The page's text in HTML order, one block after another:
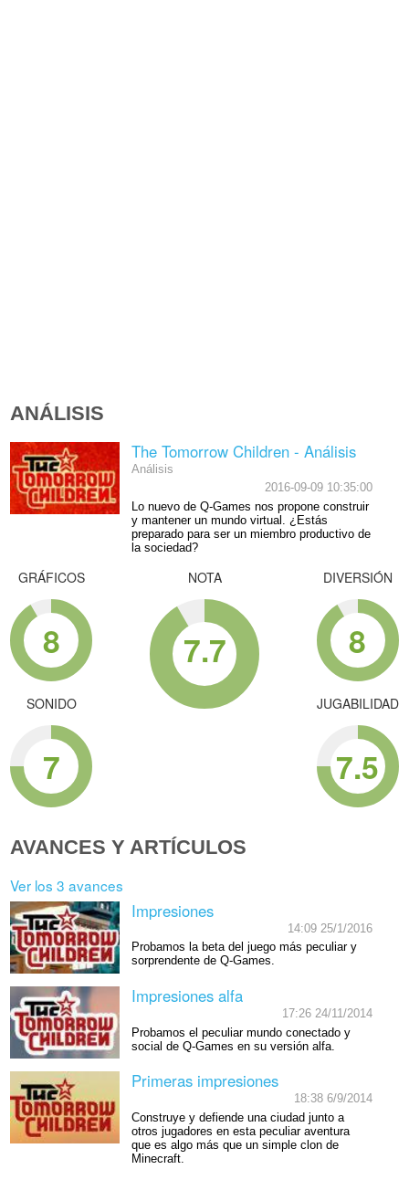
ANÁLISIS
The Tomorrow Children - Análisis
Análisis
2016-09-09 10:35:00
Lo nuevo de Q-Games nos propone construir
y mantener un mundo virtual. ¿Estás
preparado para ser un miembro productivo de
la sociedad?
GRÁFICOS
8
SONIDO
7
NOTA
7.7
DIVERSIÓN
8
JUGABILIDAD
7.5
AVANCES Y ARTÍCULOS
Ver los 3 avances
Impresiones
14:09 25/1/2016
Probamos la beta del juego más peculiar y
sorprendente de Q-Games.
Impresiones alfa
17:26 24/11/2014
Probamos el peculiar mundo conectado y
social de Q-Games en su versión alfa.
Primeras impresiones
18:38 6/9/2014
Construye y defiende una ciudad junto a
otros jugadores en esta peculiar aventura
que es algo más que un simple clon de
Minecraft.